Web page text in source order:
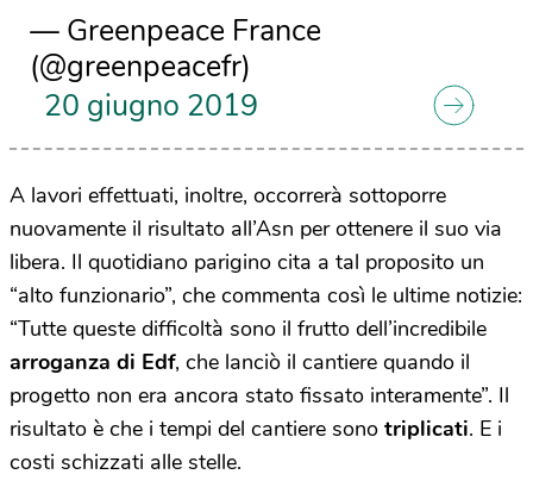
— Greenpeace France
(@greenpeacefr)
20 giugno 2019
A lavori effettuati, inoltre, occorrerà sottoporre
nuovamente il risultato all’Asn per ottenere il suo via
libera. Il quotidiano parigino cita a tal proposito un
“alto funzionario”, che commenta così le ultime notizie:
“Tutte queste difficoltà sono il frutto dell’incredibile
arroganza di Edf, che lanciò il cantiere quando il
progetto non era ancora stato fissato interamente”. Il
risultato è che i tempi del cantiere sono triplicati. E i
costi schizzati alle stelle.